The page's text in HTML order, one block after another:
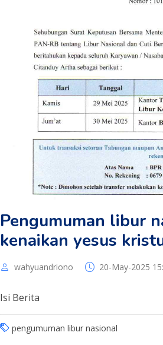
Pengumuman libur
kenaikan yesus
wahyuandriono 20-May-2025
Isi Berita
pengumuman libur nasional